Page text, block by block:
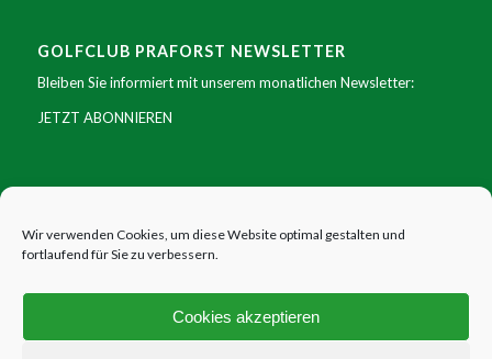
Wir verwenden Cookies, um diese Website optimal gestalten und
fortlaufend für Sie zu verbessern.
Cookies akzeptieren
GOLFCLUB PRAFORST NEWSLETTER
Bleiben Sie informiert mit unserem monatlichen Newsletter:
JETZT ABONNIEREN
Facebook Instagram Youtube | X